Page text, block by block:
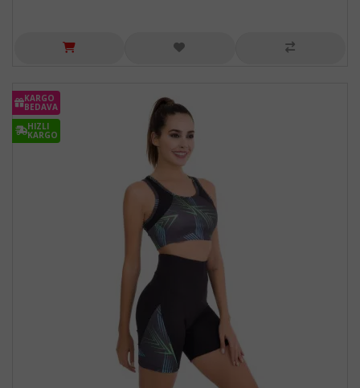
KARGO
BEDAVA
HIZLI
KARGO